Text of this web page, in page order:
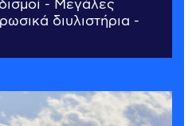
- Μεγάλες
διυλιστήρια -